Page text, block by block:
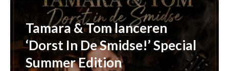
Tamara & Tom lanceren
‘Dorst In De Smidse!’ Special
Summer Edition